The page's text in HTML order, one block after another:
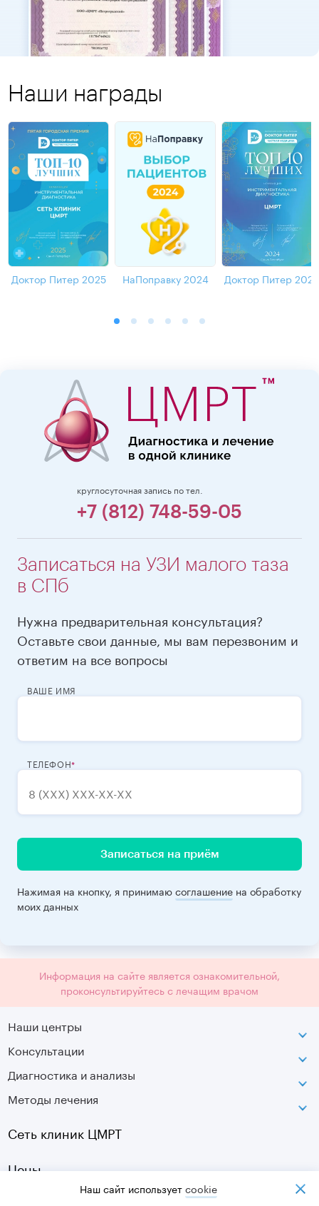
Наши награды
Доктор Питер 2025 НаПоправку 2024 Доктор Питер
круглосуточная запись по тел.
+7 (812) 748-59-05
Записаться на УЗИ малого таза
в СПб
Нужна предварительная консультация?
Оставьте свои данные, мы вам перезвоним и
ответим на все вопросы
ВАШЕ ИМЯ
ТЕЛЕФОН
Записаться на приём
Нажимая на кнопку, я принимаюсоглашение на обработку
моих данных
Информация на сайте является ознакомительной,
проконсультируйтесь с лечащим врачом
Наши центры
Петроградская
Лаборатория движения
Московская
Озерки
Консультации
Диагностика и анализы
МРТ
Оптическая топография
Методы лечения
Сеть клиник ЦМРТ
Цены
Наш сайт используетcookiе